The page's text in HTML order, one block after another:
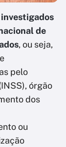
investigados
de
, ou seja,
pelo
órgão
dos
ou